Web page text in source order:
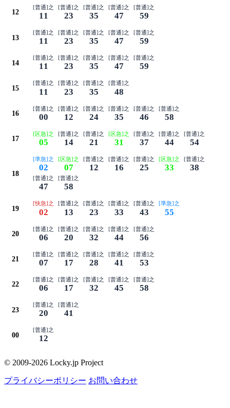
12
[普通]之
11
[普通]之
23
[普通]之
35
[普通]之
47
[普通]之
59
13
[普通]之
11
[普通]之
23
[普通]之
35
[普通]之
47
[普通]之
59
14
[普通]之
11
[普通]之
23
[普通]之
35
[普通]之
47
[普通]之
59
15
[普通]之
11
[普通]之
23
[普通]之
35
[普通]之
48
16
[普通]之
00
[普通]之
12
[普通]之
24
[普通]之
35
[普通]之
46
[普通]之
58
17
[区急]之
05
[普通]之
14
[普通]之
21
[区急]之
31
[普通]之
37
[普通]之
44
[普通]之
54
18
[準急]之
02
[区急]之
07
[普通]之
12
[普通]之
16
[普通]之
25
[区急]之
33
[普通]之
38
[普通]之
47
[普通]之
58
19
[快急]之
02
[普通]之
13
[普通]之
23
[普通]之
33
[普通]之
43
[準急]之
55
20
[普通]之
06
[普通]之
20
[普通]之
32
[普通]之
44
[普通]之
56
21
[普通]之
07
[普通]之
17
[普通]之
28
[普通]之
41
[普通]之
53
22
[普通]之
06
[普通]之
17
[普通]之
32
[普通]之
45
[普通]之
58
23
[普通]之
20
[普通]之
41
00
[普通]之
12
© 2009-2026 Locky.jp Project
プライバシーポリシー お問い合わせ